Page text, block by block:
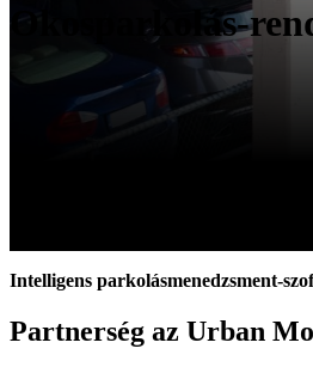
Okosparkolás-
Intelligens parkolásmenedzsment-
Partnerség az Urban